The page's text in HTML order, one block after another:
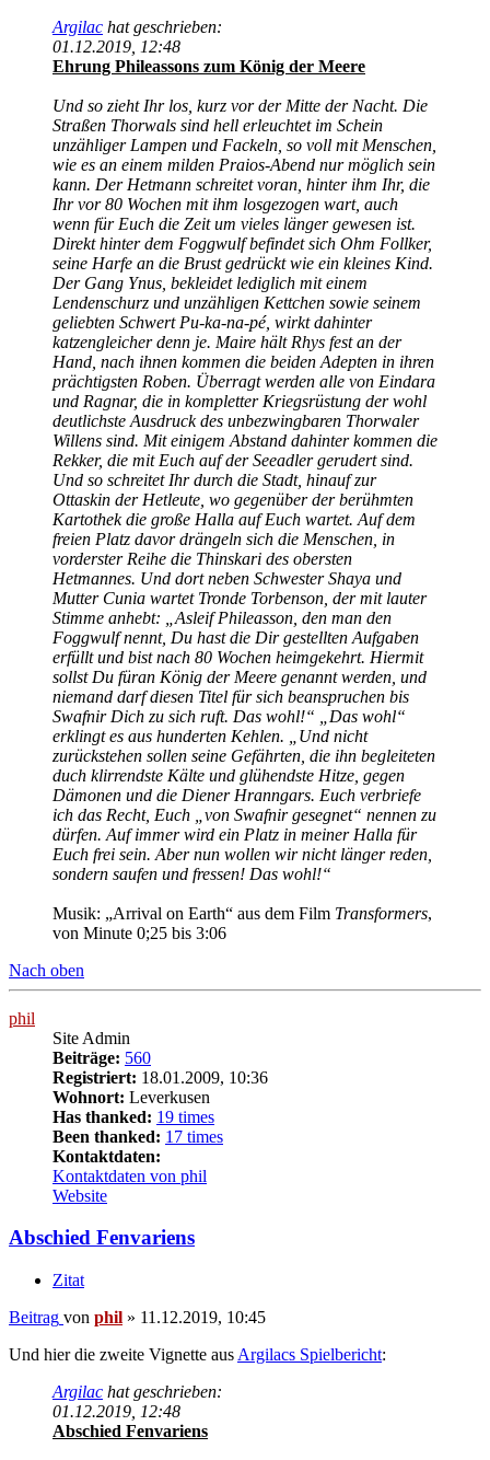
Argilac hat geschrieben:
01.12.2019, 12:48
Ehrung Phileassons zum König der Meere
Und so zieht Ihr los, kurz vor der Mitte der Nacht. Die
Straßen Thorwals sind hell erleuchtet im Schein
unzähliger Lampen und Fackeln, so voll mit Menschen,
wie es an einem milden Praios-Abend nur möglich sein
kann. Der Hetmann schreitet voran, hinter ihm Ihr, die
Ihr vor 80 Wochen mit ihm losgezogen wart, auch
wenn für Euch die Zeit um vieles länger gewesen ist.
Direkt hinter dem Foggwulf befindet sich Ohm Follker,
seine Harfe an die Brust gedrückt wie ein kleines Kind.
Der Gang Ynus, bekleidet lediglich mit einem
Lendenschurz und unzähligen Kettchen sowie seinem
geliebten Schwert Pu-ka-na-pé, wirkt dahinter
katzengleicher denn je. Maire hält Rhys fest an der
Hand, nach ihnen kommen die beiden Adepten in ihren
prächtigsten Roben. Überragt werden alle von Eindara
und Ragnar, die in kompletter Kriegsrüstung der wohl
deutlichste Ausdruck des unbezwingbaren Thorwaler
Willens sind. Mit einigem Abstand dahinter kommen die
Rekker, die mit Euch auf der Seeadler gerudert sind.
Und so schreitet Ihr durch die Stadt, hinauf zur
Ottaskin der Hetleute, wo gegenüber der berühmten
Kartothek die große Halla auf Euch wartet. Auf dem
freien Platz davor drängeln sich die Menschen, in
vorderster Reihe die Thinskari des obersten
Hetmannes. Und dort neben Schwester Shaya und
Mutter Cunia wartet Tronde Torbenson, der mit lauter
Stimme anhebt: „Asleif Phileasson, den man den
Foggwulf nennt, Du hast die Dir gestellten Aufgaben
erfüllt und bist nach 80 Wochen heimgekehrt. Hiermit
sollst Du füran König der Meere genannt werden, und
niemand darf diesen Titel für sich beanspruchen bis
Swafnir Dich zu sich ruft. Das wohl!“ „Das wohl“
erklingt es aus hunderten Kehlen. „Und nicht
zurückstehen sollen seine Gefährten, die ihn begleiteten
duch klirrendste Kälte und glühendste Hitze, gegen
Dämonen und die Diener Hranngars. Euch verbriefe
ich das Recht, Euch „von Swafnir gesegnet“ nennen zu
dürfen. Auf immer wird ein Platz in meiner Halla für
Euch frei sein. Aber nun wollen wir nicht länger reden,
sondern saufen und fressen! Das wohl!“
Musik: „Arrival on Earth“ aus dem Film Transformers,
von Minute 0;25 bis 3:06
Nach oben
phil
Site Admin
Beiträge: 560
Registriert: 18.01.2009, 10:36
Wohnort: Leverkusen
Has thanked: 19 times
Been thanked: 17 times
Kontaktdaten:
Kontaktdaten von phil
Website
Abschied Fenvariens
Zitat
Beitrag von phil » 11.12.2019, 10:45
Und hier die zweite Vignette aus Argilacs Spielbericht:
Argilac hat geschrieben:
01.12.2019, 12:48
Abschied Fenvariens